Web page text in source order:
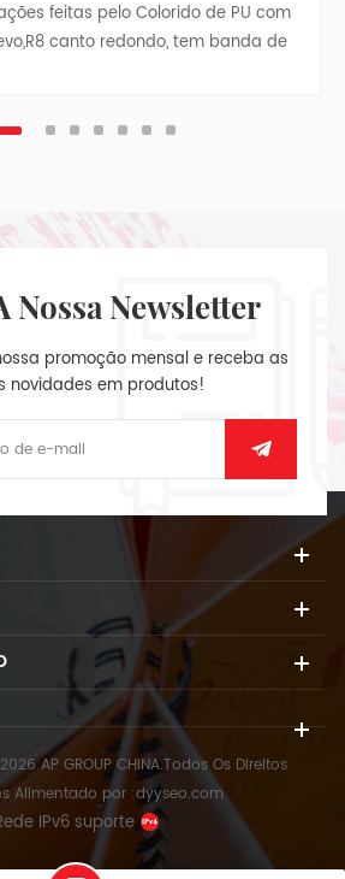
pelo Colorido de PU com
canto redondo, tem banda de
Nossa Newsletter
promoção mensal e receba as
novidades em produtos!
AP GROUP CHINA.Todos Os Direitos
Alimentado por :dyyseo.com
IPv6 suporte